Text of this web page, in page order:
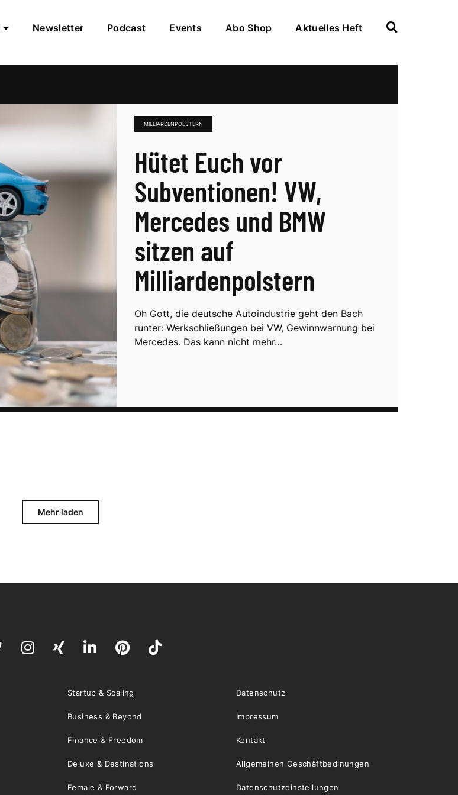
Newsletter Podcast Events Abo Shop Aktuelles Heft
MILLIARDENPOLSTERN
Hütet Euch vor
Subventionen! VW,
Mercedes und BMW
sitzen auf
Milliardenpolstern
Oh Gott, die deutsche Autoindustrie geht den Bach
runter: Werkschließungen bei VW, Gewinnwarnung bei
Mercedes. Das kann nicht mehr…
Mehr laden
Startup & Scaling
Business & Beyond
Finance & Freedom
Deluxe & Destinations
Female & Forward
Datenschutz
Impressum
Kontakt
Allgemeinen Geschäftbedinungen
Datenschutzeinstellungen